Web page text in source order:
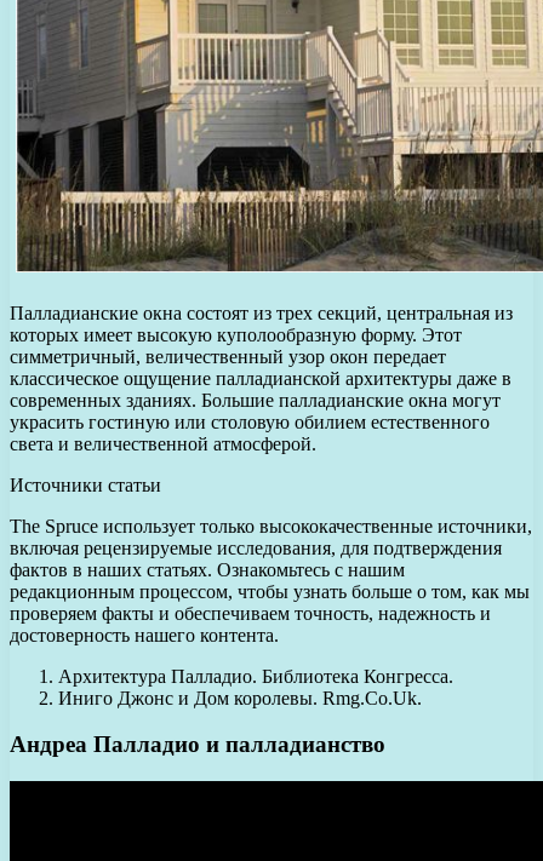
Палладианские окна состоят из трех секций, центральная из
которых имеет высокую куполообразную форму. Этот
симметричный, величественный узор окон передает
классическое ощущение палладианской архитектуры даже в
современных зданиях. Большие палладианские окна могут
украсить гостиную или столовую обилием естественного
света и величественной атмосферой.
Источники статьи
The Spruce использует только высококачественные источники,
включая рецензируемые исследования, для подтверждения
фактов в наших статьях. Ознакомьтесь с нашим
редакционным процессом, чтобы узнать больше о том, как мы
проверяем факты и обеспечиваем точность, надежность и
достоверность нашего контента.
Архитектура Палладио. Библиотека Конгресса.
Иниго Джонс и Дом королевы. Rmg.Co.Uk.
Андреа Палладио и палладианство